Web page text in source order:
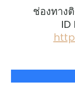
ช่องทาง
ID